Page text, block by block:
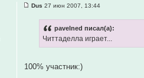
Dus 27 июн 2007, 13:44
pavelned писал(а):
Читтаделла играет...
100% участник:)